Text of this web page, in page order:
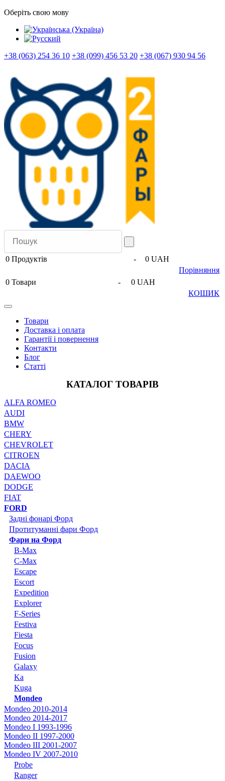
Оберіть свою мову
+38 (063) 254 36 10 +38 (099) 456 53 20 +38 (067) 930 94 56
0 Продуктів -
0 UAH
Порівняння
0 Товари -
0 UAH
КОШИК
Товари
Доставка і оплата
Гарантії і повернення
Контакти
Блог
Статті
КАТАЛОГ ТОВАРІВ
ALFA ROMEO
AUDI
BMW
CHERY
CHEVROLET
CITROEN
DACIA
DAEWOO
DODGE
FIAT
FORD
Задні фонарі Форд
Протитуманні фари Форд
Фари на Форд
B-Max
C-Max
Escape
Escort
Expedition
Explorer
F-Series
Festiva
Fiesta
Focus
Fusion
Galaxy
Ka
Kuga
Mondeo
Mondeo 2010-2014
Mondeo 2014-2017
Mondeo I 1993-1996
Mondeo II 1997-2000
Mondeo III 2001-2007
Mondeo IV 2007-2010
Probe
Ranger